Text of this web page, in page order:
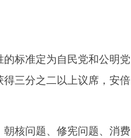
标准定为自民党和公明党
三分之二以上议席，安倍
核问题、修宪问题、消费